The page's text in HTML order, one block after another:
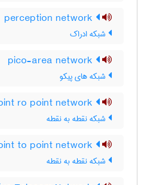
شبکه ادراک
شبکه های پیکو
شبکه نقطه به نقطه
شبکه نقطه به نقطه